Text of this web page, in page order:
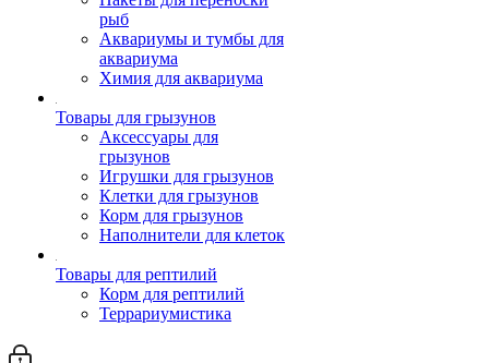
рыб
Аквариумы и тумбы для
аквариума
Химия для аквариума
Товары для грызунов
Аксессуары для
грызунов
Игрушки для грызунов
Клетки для грызунов
Корм для грызунов
Наполнители для клеток
Товары для рептилий
Корм для рептилий
Террариумистика